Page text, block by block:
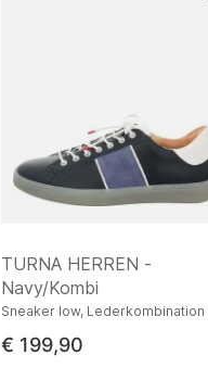
TURNA HERREN -
Navy/Kombi
Sneaker low, Lederkombination
€ 199,90